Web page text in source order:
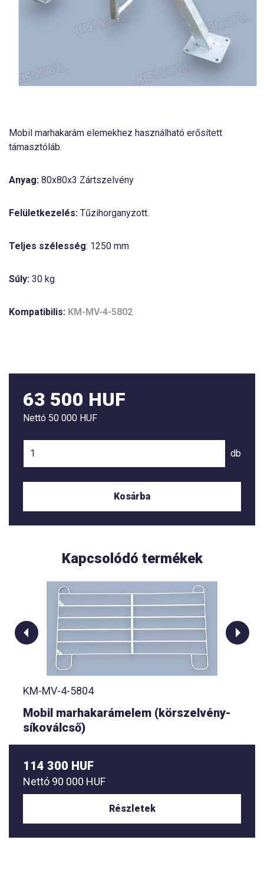
Mobil marhakarám elemekhez használható erősített
támasztóláb.
Anyag: 80x80x3 Zártszelvény
Felületkezelés: Tűzihorganyzott.
Teljes szélesség: 1250 mm
Súly: 30 kg
Kompatibilis: KM-MV-4-5802
63 500 HUF
Nettó 50 000 HUF
db
Kosárba
Kapcsolódó termékek
KM-MV-4-5804
Mobil marhakarámelem (körszelvény-
síkoválcső)
114 300 HUF
Nettó 90 000 HUF
Részletek